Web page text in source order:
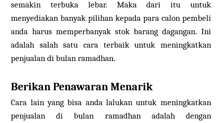
semakin terbuka lebar. Maka dari itu untuk
menyediakan banyak pilihan kepada para calon pembeli
anda harus memperbanyak stok barang dagangan. Ini
adalah salah satu cara terbaik untuk meningkatkan
penjualan di bulan ramadhan.
Berikan Penawaran Menarik
Cara lain yang bisa anda lalukan untuk meningkatkan
penjualan di bulan ramadhan adalah dengan